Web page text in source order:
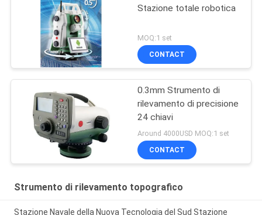
Stazione totale robotica
MOQ:1 set
CONTACT
0.3mm Strumento di
rilevamento di precisione
24 chiavi
Around 4000USD MOQ:1 set
CONTACT
Strumento di rilevamento topografico
Stazione Navale della Nuova Tecnologia del Sud Stazione